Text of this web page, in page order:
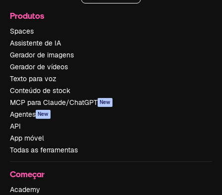
Produtos
Spaces
Assistente de IA
Gerador de imagens
Gerador de vídeos
Texto para voz
Conteúdo de stock
MCP para Claude/ChatGPT New
Agentes New
API
App móvel
Todas as ferramentas
Começar
Academy